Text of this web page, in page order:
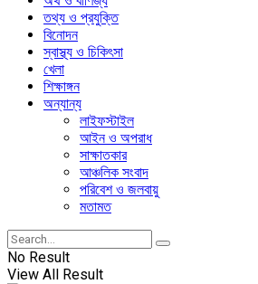
তথ্য ও প্রযুক্তি
বিনোদন
স্বাস্থ্য ও চিকিৎসা
খেলা
শিক্ষাঙ্গন
অন্যান্য
লাইফস্টাইল
আইন ও অপরাধ
সাক্ষাতকার
আঞ্চলিক সংবাদ
পরিবেশ ও জলবায়ু
মতামত
No Result
View All Result